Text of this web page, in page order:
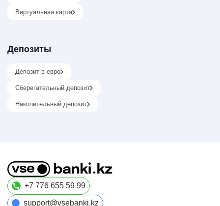
Виртуальная карта
Депозиты
Депозит в евро
Сберегательный депозит
Накопительный депозит
+7 776 655 59 99
support@vsebanki.kz